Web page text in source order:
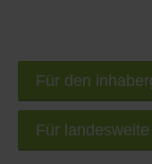
Für den
Für